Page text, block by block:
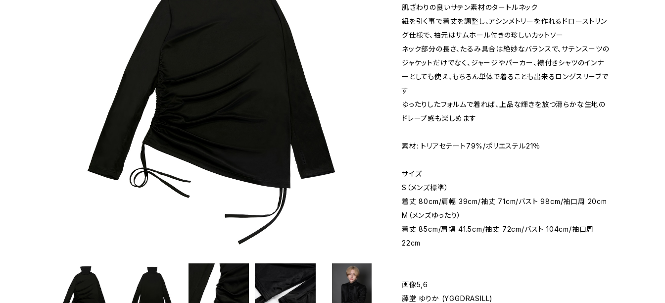
肌ざわりの良いサテン素材のタートルネック
紐を引く事で着丈を調整し、アシンメトリーを作れるドローストリン
グ仕様で、袖元はサムホール付きの珍しいカットソー
ネック部分の長さ、たるみ具合は絶妙なバランスで、サテンスーツの
ジャケットだけでなく、ジャージやパーカー、襟付きシャツのインナ
ーとしても使え、もちろん単体で着ることも出来るロングスリーブで
す
ゆったりしたフォルムで着れば、上品な輝きを放つ滑らかな生地の
ドレープ感も楽しめます
素材: トリアセテート79%/ポリエステル21％
サイズ
S（メンズ標準）
着丈 80cm/肩幅 39cm/袖丈 71cm/バスト 98cm/袖口周 20cm
M（メンズゆったり）
着丈 85cm/肩幅 41.5cm/袖丈 72cm/バスト 104cm/袖口周
22cm
画像5,6
藤堂 ゆりか (YGGDRASILL)